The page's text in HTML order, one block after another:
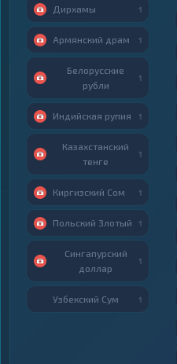
Дирхамы 1
Армянский драм 1
Белорусские
рубли
1
Индийская рупия 1
Казахстанский
тенге
1
Киргизский Сом 1
Польский Злотый 1
Сингапурский
доллар
1
Узбекский Сум 1